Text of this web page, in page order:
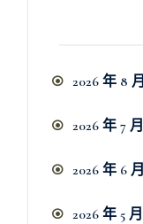
2026 年 8 月
2026 年 7 月
2026 年 6 月
2026 年 5 月